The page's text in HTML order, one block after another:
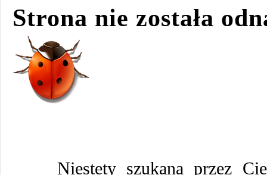
Strona nie została
Niestety szukana przez